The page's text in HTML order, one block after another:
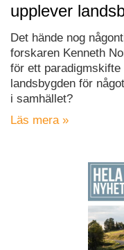
upplever
Det hände nog
forskaren Kenneth
för ett
landsbygden för
i samhället?
Läs mera »